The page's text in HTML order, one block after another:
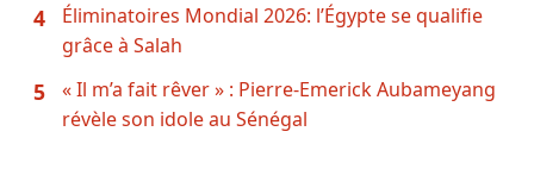
4
Éliminatoires Mondial 2026: l’Égypte se qualifie
grâce à Salah
5
« Il m’a fait rêver » : Pierre-Emerick Aubameyang
révèle son idole au Sénégal